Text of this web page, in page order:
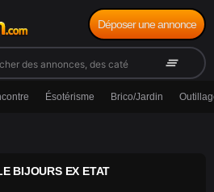
clear_all
Déposer une annonce
Ésotérisme Brico/Jardin
BIJOURS EX ETAT